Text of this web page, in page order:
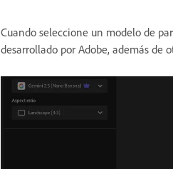
Cuando seleccione un modelo de
desarrollado por Adobe, además de